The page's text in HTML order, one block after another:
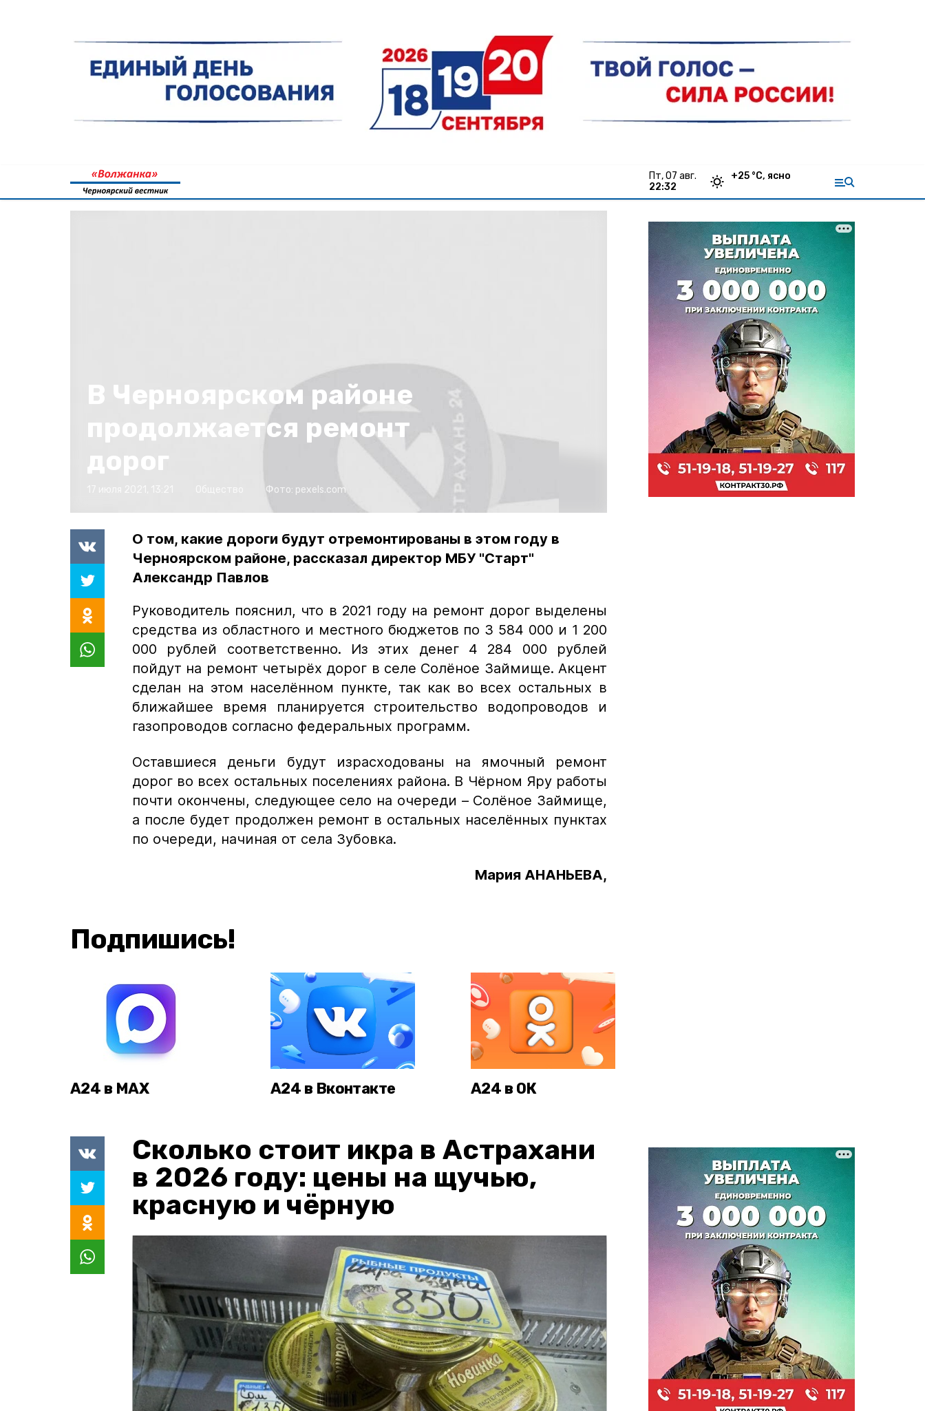
пт, 07 авг.
22:32
+25 °С, ясно
В Черноярском районе
продолжается ремонт
дорог
Фото: pexels.com
О том, какие дороги будут отремонтированы в этом году в
Черноярском районе, рассказал директор МБУ "Старт"
Александр Павлов
Руководитель пояснил, что в 2021 году на ремонт дорог выделены
средства из областного и местного бюджетов по 3 584 000 и 1 200
000 рублей соответственно. Из этих денег 4 284 000 рублей
пойдут на ремонт четырёх дорог в селе Солёное Займище. Акцент
сделан на этом населённом пункте, так как во всех остальных в
ближайшее время планируется строительство водопроводов и
газопроводов согласно федеральных программ.
Оставшиеся деньги будут израсходованы на ямочный ремонт
дорог во всех остальных поселениях района. В Чёрном Яру работы
почти окончены, следующее село на очереди – Солёное Займище,
а после будет продолжен ремонт в остальных населённых пунктах
по очереди, начиная от села Зубовка.
Мария АНАНЬЕВА,
Подпишись!
А24 в MAX А24 в Вконтакте А24 в ОК
Сколько стоит икра в Астрахани
в 2026 году: цены на щучью,
красную и чёрную